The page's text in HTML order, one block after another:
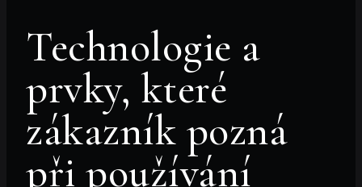
Technologie a
prvky, které
zákazník pozná
při používání